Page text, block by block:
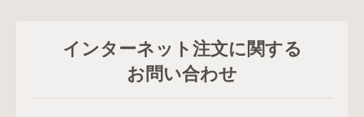
インターネット注文に関する
お問い合わせ